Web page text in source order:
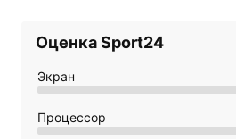
Оценка Sport24
Экран
Процессор